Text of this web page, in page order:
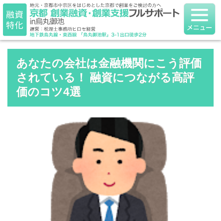
あなたの会社は金融機関にこう評価
されている！ 融資につながる高評
価のコツ4選